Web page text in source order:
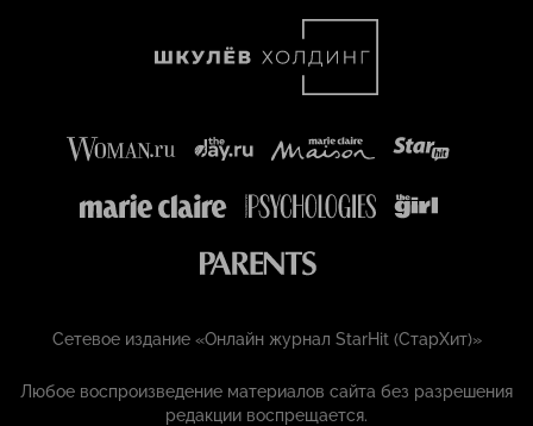
Сетевое издание «Онлайн журнал StarHit (СтарХит)»
Любое воспроизведение материалов сайта без разрешения
редакции воспрещается.